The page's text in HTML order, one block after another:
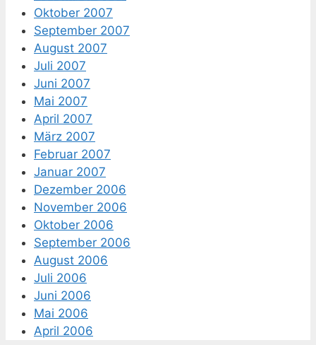
Oktober 2007
September 2007
August 2007
Juli 2007
Juni 2007
Mai 2007
April 2007
März 2007
Februar 2007
Januar 2007
Dezember 2006
November 2006
Oktober 2006
September 2006
August 2006
Juli 2006
Juni 2006
Mai 2006
April 2006